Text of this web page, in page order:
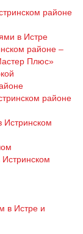
районе
в Истре
районе –
Плюс»
районе
Истринском
в Истре и